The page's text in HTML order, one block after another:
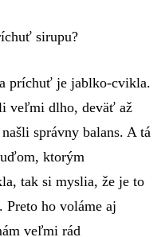
sirupu?
príchuť je jablko-cvikla.
veľmi dlho, deväť až
správny balans. A tá
ktorým
tak si myslia, že je to
ho voláme aj
veľmi rád